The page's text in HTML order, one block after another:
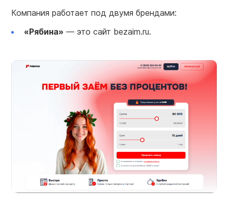
Компания работает под двумя брендами:
«Рябина» — это сайт bezaim.ru.